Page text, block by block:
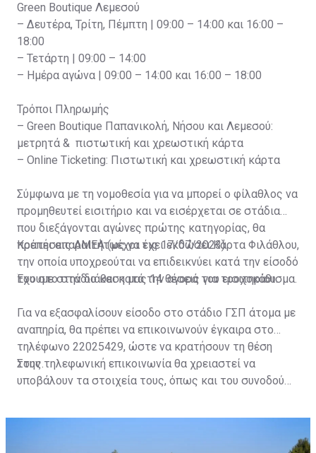
Green Boutique Λεμεσού
– Δευτέρα, Τρίτη, Πέμπτη | 09:00 – 14:00 και 16:00 –
18:00
– Τετάρτη | 09:00 – 14:00
– Ημέρα αγώνα | 09:00 – 14:00 και 16:00 – 18:00
Τρόποι Πληρωμής
– Green Boutique Παπανικολή, Νήσου και Λεμεσού:
μετρητά & πιστωτική και χρεωστική κάρτα
– Online Ticketing: Πιστωτική και χρεωστική κάρτα
Σύμφωνα με τη νομοθεσία για να μπορεί ο φίλαθλος να
προμηθευτεί εισιτήριο και να εισέρχεται σε στάδια
που διεξάγονται αγώνες πρώτης κατηγορίας, θα
πρέπει απαραιτήτως να έχει εκδώσει Κάρτα Φιλάθλου,
την οποία υποχρεούται να επιδεικνύει κατά την είσοδό
του στο στάδιο και κατά την αγορά του εισιτηρίου.
Κρατήσεις ΑΜΕΑ (μέχρι τις 17/07/2023)
Έχουμε στην διάθεση μας 14 θέσεις για τροχοκάθισμα.
Για να εξασφαλίσουν είσοδο στο στάδιο ΓΣΠ άτομα με
αναπηρία, θα πρέπει να επικοινωνούν έγκαιρα στο
τηλέφωνο 22025429, ώστε να κρατήσουν τη θέση
τους.
Στην τηλεφωνική επικοινωνία θα χρειαστεί να
υποβάλουν τα στοιχεία τους, όπως και του συνοδού
ονοματεπώνυμο, αριθμός πινακίδας αυτοκινήτου,